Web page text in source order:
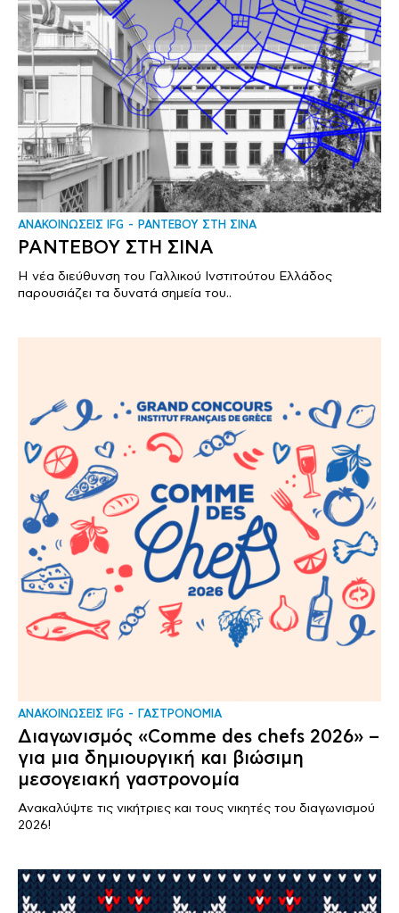
ΑΝΑΚΟΙΝΩΣΕΙΣ IFG ΡΑΝΤΕΒΟΥ ΣΤΗ ΣΙΝΑ
ΡΑΝΤΕΒΟΥ ΣΤΗ ΣΙΝΑ
Η νέα διεύθυνση του Γαλλικού Ινστιτούτου Ελλάδος
παρουσιάζει τα δυνατά σημεία του..
ΑΝΑΚΟΙΝΩΣΕΙΣ IFG ΓΑΣΤΡΟΝΟΜΙΑ
Διαγωνισμός «Comme des chefs 2026» –
για μια δημιουργική και βιώσιμη
μεσογειακή γαστρονομία
Ανακαλύψτε τις νικήτριες και τους νικητές του διαγωνισμού
2026!